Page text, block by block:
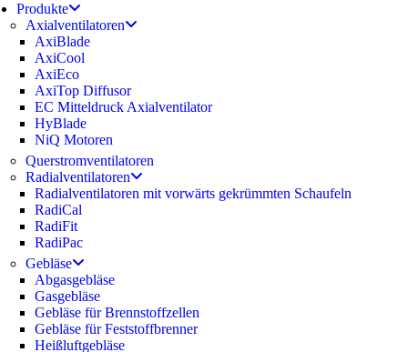
Produkte
Axialventilatoren
AxiBlade
AxiCool
AxiEco
AxiTop Diffusor
EC Mitteldruck Axialventilator
HyBlade
NiQ Motoren
Querstromventilatoren
Radialventilatoren
Radialventilatoren mit vorwärts gekrümmten Schaufeln
RadiCal
RadiFit
RadiPac
Gebläse
Abgasgebläse
Gasgebläse
Gebläse für Brennstoffzellen
Gebläse für Feststoffbrenner
Heißluftgebläse